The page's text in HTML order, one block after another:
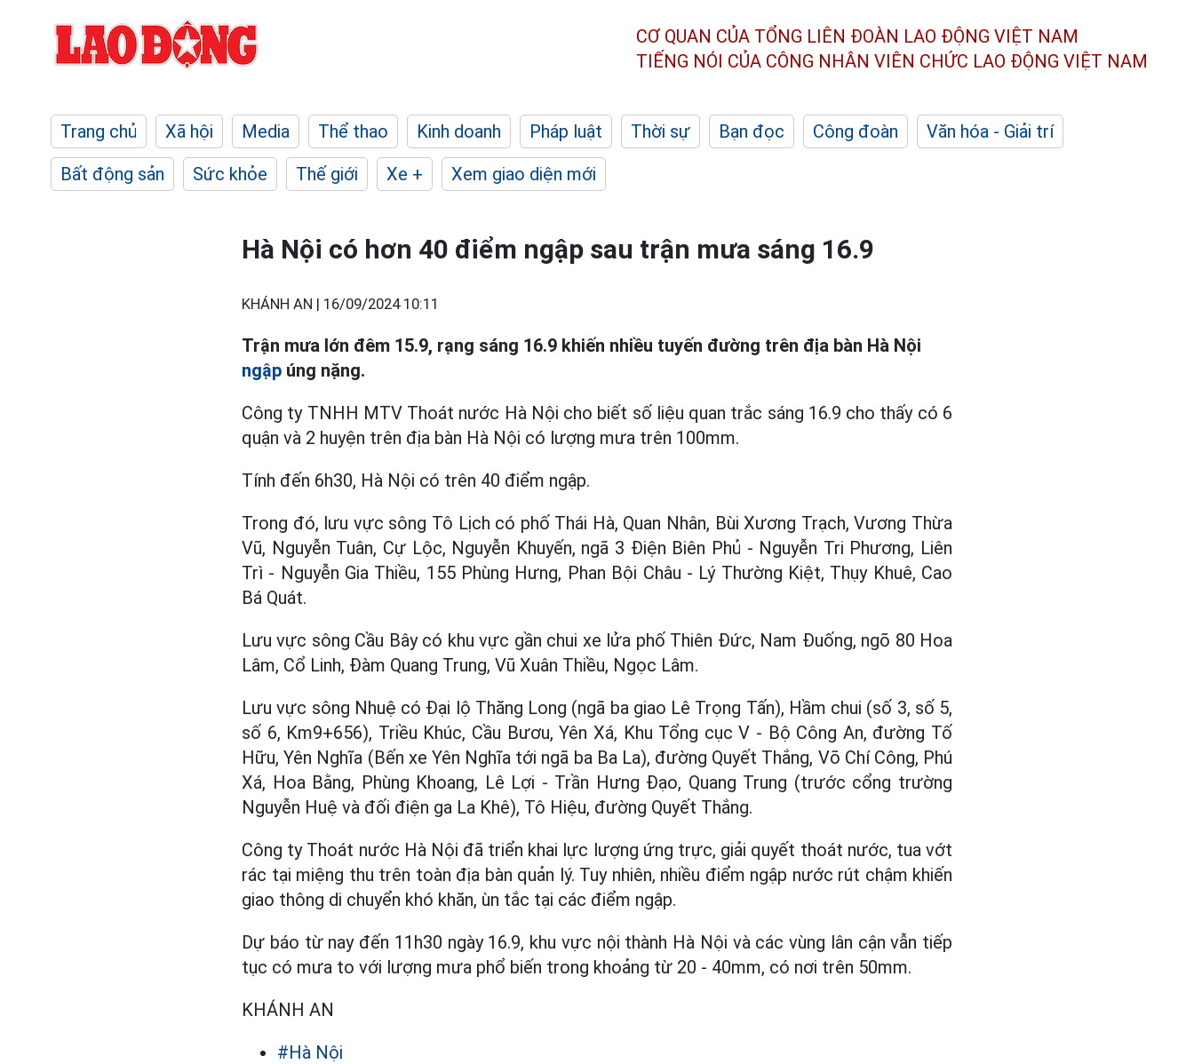
CƠ QUAN CỦA TỔNG LIÊN ĐOÀN LAO ĐỘNG VIỆT NAM
TIẾNG NÓI CỦA CÔNG NHÂN VIÊN CHỨC LAO ĐỘNG VIỆT NAM
Trang chủ Xã hội Media Thể thao Kinh doanh Pháp luật Thời sự Bạn đọc Công đoàn
Văn hóa - Giải trí
Bất động sản
Sức khỏe Thế giới Xe + Xem giao diện mới
Hà Nội có hơn 40 điểm ngập sau trận mưa sáng 16.9
KHÁNH AN | 16/09/2024 10:11
Trận mưa lớn đêm 15.9, rạng sáng 16.9 khiến nhiều tuyến đường trên địa bàn Hà Nội
ngập úng nặng.
Công ty TNHH MTV Thoát nước Hà Nội cho biết số liệu quan trắc sáng 16.9 cho thấy có 6
quận và 2 huyện trên địa bàn Hà Nội có lượng mưa trên 100mm.
Tính đến 6h30, Hà Nội có trên 40 điểm ngập.
Trong đó, lưu vực sông Tô Lịch có phố Thái Hà, Quan Nhân, Bùi Xương Trạch, Vương Thừa
Vũ, Nguyễn Tuân, Cự Lộc, Nguyễn Khuyến, ngã 3 Điện Biên Phủ - Nguyễn Tri Phương, Liên
Trì - Nguyễn Gia Thiều, 155 Phùng Hưng, Phan Bội Châu - Lý Thường Kiệt, Thụy Khuê, Cao
Bá Quát.
Lưu vực sông Cầu Bây có khu vực gần chui xe lửa phố Thiên Đức, Nam Đuống, ngõ 80 Hoa
Lâm, Cổ Linh, Đàm Quang Trung, Vũ Xuân Thiều, Ngọc Lâm.
Lưu vực sông Nhuệ có Đại lộ Thăng Long (ngã ba giao Lê Trọng Tấn), Hầm chui (số 3, số 5,
số 6, Km9+656), Triều Khúc, Cầu Bươu, Yên Xá, Khu Tổng cục V - Bộ Công An, đường Tố
Hữu, Yên Nghĩa (Bến xe Yên Nghĩa tới ngã ba Ba La), đường Quyết Thắng, Võ Chí Công, Phú
Xá, Hoa Bằng, Phùng Khoang, Lê Lợi - Trần Hưng Đạo, Quang Trung (trước cổng trường
Nguyễn Huệ và đối điện ga La Khê), Tô Hiệu, đường Quyết Thắng.
Công ty Thoát nước Hà Nội đã triển khai lực lượng ứng trực, giải quyết thoát nước, tua vớt
rác tại miệng thu trên toàn địa bàn quản lý. Tuy nhiên, nhiều điểm ngập nước rút chậm khiến
giao thông di chuyển khó khăn, ùn tắc tại các điểm ngập.
Dự báo từ nay đến 11h30 ngày 16.9, khu vực nội thành Hà Nội và các vùng lân cận vẫn tiếp
tục có mưa to với lượng mưa phổ biến trong khoảng từ 20 - 40mm, có nơi trên 50mm.
KHÁNH AN
#Hà Nội